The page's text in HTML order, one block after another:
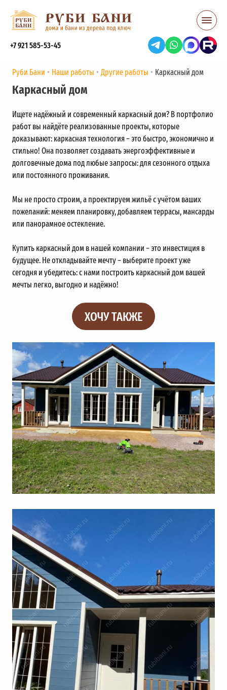
+7 921 585-53-45
Руби Бани Наши работы Другие работы Каркасный дом
Каркасный дом
Ищете надёжный и современный каркасный дом? В портфолио
работ вы найдёте реализованные проекты, которые
доказывают: каркасная технология – это быстро, экономично и
стильно! Она позволяет создавать энергоэффективные и
долговечные дома под любые запросы: для сезонного отдыха
или постоянного проживания.
Мы не просто строим, а проектируем жильё с учётом ваших
пожеланий: меняем планировку, добавляем террасы, мансарды
или панорамное остекление.
Купить каркасный дом в нашей компании – это инвестиция в
будущее. Не откладывайте мечту – выберите проект уже
сегодня и убедитесь: с нами построить каркасный дом вашей
мечты легко, выгодно и надёжно!
ХОЧУ ТАКЖЕ